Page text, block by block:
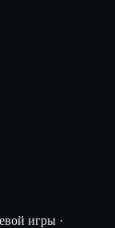
игры ·